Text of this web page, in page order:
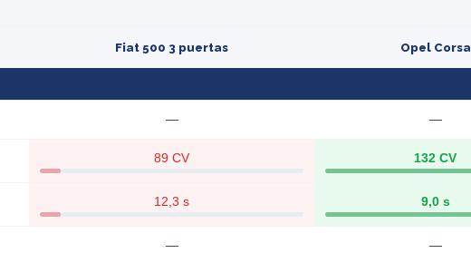
Fiat 500 3 puertas Opel Corsa
— —
89 CV 132 CV
12,3 s 9,0 s
— —